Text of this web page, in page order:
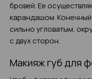
бровей. Ее
карандашом.
сильно угловатым,
с двух сторон.
Макияж губ для